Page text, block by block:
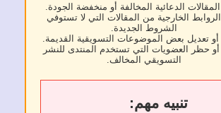
المخالفة أو منخفضة الجودة.
من المقالات التي لا تستوفي
الشروط الجديدة.
بعض الموضوعات التسويقية القديمة.
التي تستخدم المنتدى للنشر
التسويقي المخالف.
تنبيه مهم: